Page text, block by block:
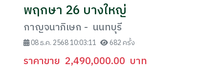
พฤกษา 26 บางใหญ่
กาญจนาภิเษก - นนทบุรี
08 ธ.ค. 2568 10:03:11 682 ครั้ง
ราคาขาย 2,490,000.00 บาท